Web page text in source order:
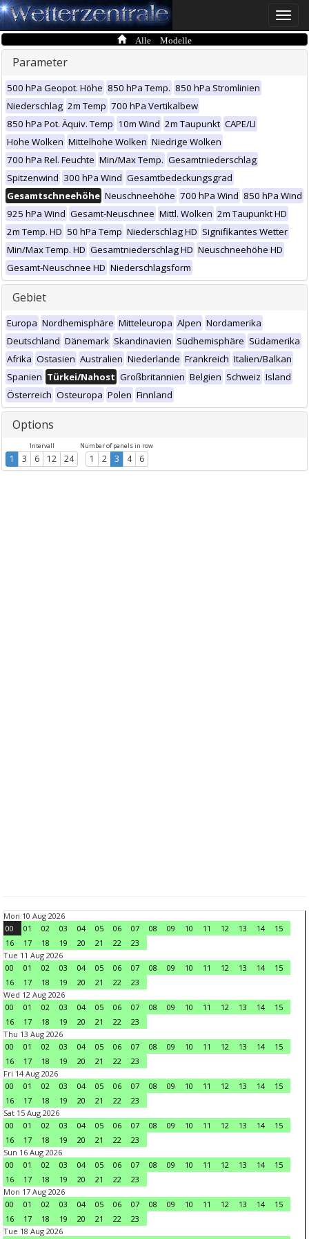
Toggle
Alle Modelle
Parameter
500 hPa Geopot. Höhe 850 hPa Temp. 850 hPa Stromlinien
Niederschlag 2m Temp 700 hPa Vertikalbew
850 hPa Pot. Äquiv. Temp 10m Wind 2m Taupunkt CAPE/LI
Hohe Wolken Mittelhohe Wolken Niedrige Wolken
700 hPa Rel. Feuchte Min/Max Temp. Gesamtniederschlag
Spitzenwind 300 hPa Wind Gesamtbedeckungsgrad
Gesamtschneehöhe Neuschneehöhe 700 hPa Wind 850 hPa Wind
925 hPa Wind Gesamt-Neuschnee Mittl. Wolken 2m Taupunkt HD
2m Temp. HD 50 hPa Temp Niederschlag HD Signifikantes Wetter
Min/Max Temp. HD Gesamtniederschlag HD Neuschneehöhe HD
Gesamt-Neuschnee HD Niederschlagsform
Gebiet
Europa Nordhemisphäre Mitteleuropa Alpen Nordamerika
Deutschland Dänemark Skandinavien Südhemisphäre Südamerika
Afrika Ostasien Australien Niederlande Frankreich Italien/Balkan
Spanien Türkei/Nahost Großbritannien Belgien Schweiz Island
Österreich Osteuropa Polen Finnland
Options
Intervall
1 3 6 12 24
Number of panels in row
1 2 3 4 6
Mon 10 Aug 2026
00
01 02 03 04 05 06 07 08 09 10 11 12 13 14
15
16
17 18 19 20 21 22
23
Tue 11 Aug 2026
00
01 02 03 04 05 06 07 08 09 10 11 12 13 14
15
16
17 18 19 20 21 22
23
Wed 12 Aug 2026
00
01 02 03 04 05 06 07 08 09 10 11 12 13 14
15
16
17 18 19 20 21 22
23
Thu 13 Aug 2026
00
01 02 03 04 05 06 07 08 09 10 11 12 13 14
15
16
17 18 19 20 21 22
23
Fri 14 Aug 2026
00
01 02 03 04 05 06 07 08 09 10 11 12 13 14
15
16
17 18 19 20 21 22
23
Sat 15 Aug 2026
00
01 02 03 04 05 06 07 08 09 10 11 12 13 14
15
16
17 18 19 20 21 22
23
Sun 16 Aug 2026
00
01 02 03 04 05 06 07 08 09 10 11 12 13 14
15
16
17 18 19 20 21 22
23
Mon 17 Aug 2026
00
01 02 03 04 05 06 07 08 09 10 11 12 13 14
15
16
17 18 19 20 21 22
23
Tue 18 Aug 2026